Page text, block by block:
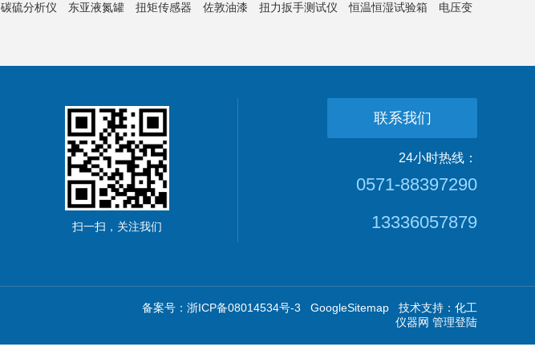
碳硫分析仪 东亚液氮罐 扭矩传感器 佐敦油漆 扭力扳手测试仪 恒温恒湿试验箱 电压变
扫一扫，关注我们
联系我们
24小时热线：
0571-88397290
13336057879
备案号：浙ICP备08014534号-3 GoogleSitemap 技术支持： 化工
仪器网 管理登陆